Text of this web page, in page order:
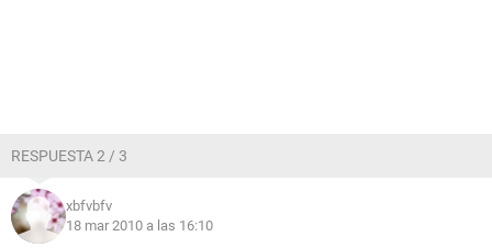
RESPUESTA 2 / 3
xbfvbfv
18 mar 2010 a las 16:10